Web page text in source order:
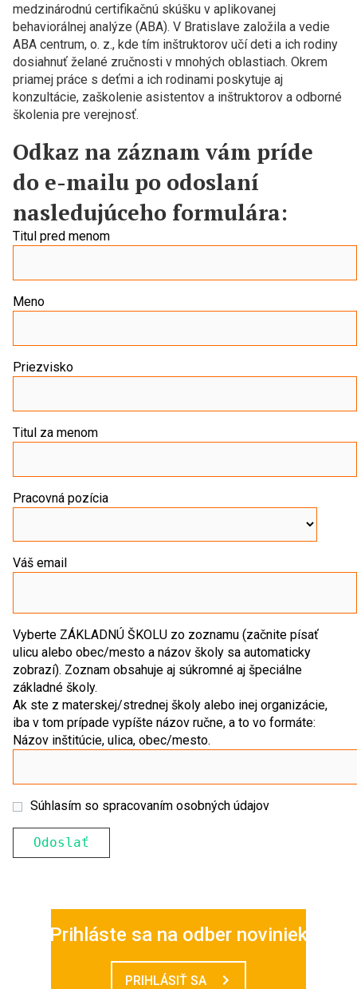
medzinárodnú certifikačnú skúšku v aplikovanej
behaviorálnej analýze (ABA). V Bratislave založila a vedie
ABA centrum, o. z., kde tím inštruktorov učí deti a ich rodiny
dosiahnuť želané zručnosti v mnohých oblastiach. Okrem
priamej práce s deťmi a ich rodinami poskytuje aj
konzultácie, zaškolenie asistentov a inštruktorov a odborné
školenia pre verejnosť.
Odkaz na záznam vám príde
do e-mailu po odoslaní
nasledujúceho formulára:
Titul pred menom
Meno
Priezvisko
Titul za menom
Pracovná pozícia
Váš email
Vyberte ZÁKLADNÚ ŠKOLU zo zoznamu (začnite písať
ulicu alebo obec/mesto a názov školy sa automaticky
zobrazí). Zoznam obsahuje aj súkromné aj špeciálne
základné školy.
Ak ste z materskej/strednej školy alebo inej organizácie,
iba v tom prípade vypíšte názov ručne, a to vo formáte:
Názov inštitúcie, ulica, obec/mesto.
Súhlasím so spracovaním osobných údajov
Prihláste sa na odber noviniek
PRIHLÁSIŤ SA